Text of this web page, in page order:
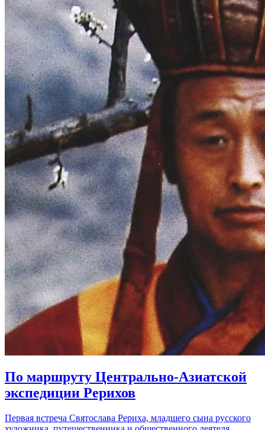
По маршруту Центрально-Азиатской
экспедиции Рерихов
Первая встреча Святослава Рериха, младшего сына русского